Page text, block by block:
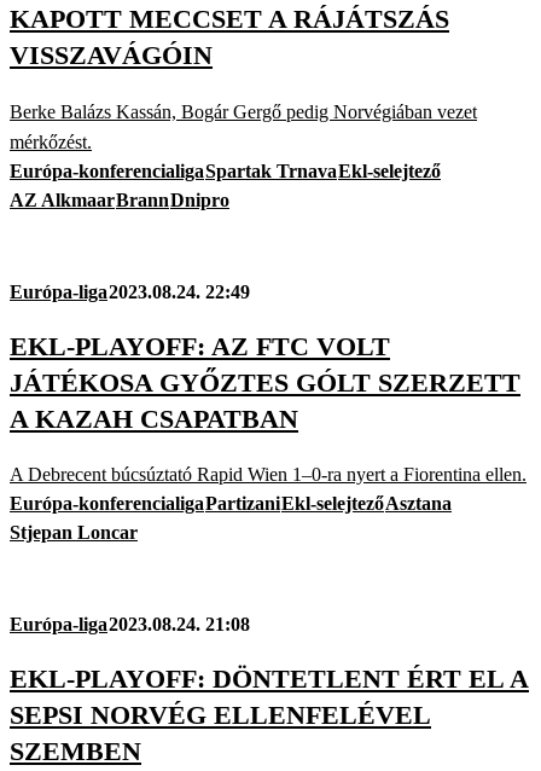
KAPOTT MECCSET A RÁJÁTSZÁS
VISSZAVÁGÓIN
Berke Balázs Kassán, Bogár Gergő pedig Norvégiában vezet
mérkőzést.
Európa-konferencialigaSpartak TrnavaEkl-selejtező
AZ AlkmaarBrannDnipro
Európa-liga2023.08.24. 22:49
EKL-PLAYOFF: AZ FTC VOLT
JÁTÉKOSA GYŐZTES GÓLT SZERZETT
A KAZAH CSAPATBAN
A Debrecent búcsúztató Rapid Wien 1–0-ra nyert a Fiorentina ellen.
Európa-konferencialigaPartizaniEkl-selejtezőAsztana
Stjepan Loncar
Európa-liga2023.08.24. 21:08
EKL-PLAYOFF: DÖNTETLENT ÉRT EL A
SEPSI NORVÉG ELLENFELÉVEL
SZEMBEN